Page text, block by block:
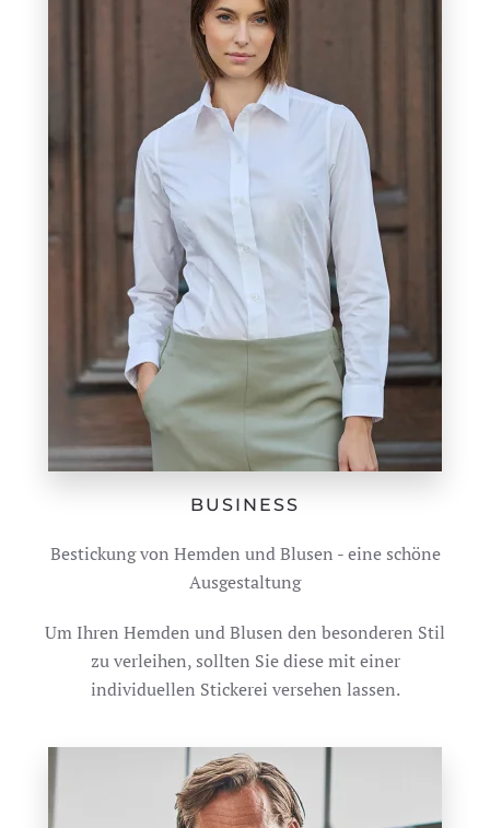
BUSINESS
Bestickung von Hemden und Blusen - eine schöne
Ausgestaltung
Um Ihren Hemden und Blusen den besonderen Stil
zu verleihen, sollten Sie diese mit einer
individuellen Stickerei versehen lassen.